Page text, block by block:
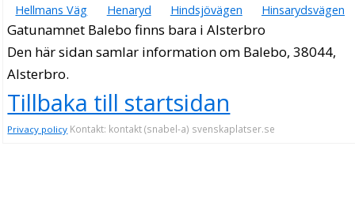
Hellmans Väg
Henaryd Hindsjövägen Hinsarydsvägen
Gatunamnet Balebo finns bara i Alsterbro
Den här sidan samlar information om Balebo, 38044,
Alsterbro.
Tillbaka till startsidan
Privacy policy Kontakt: kontakt (snabel-a) svenskaplatser.se